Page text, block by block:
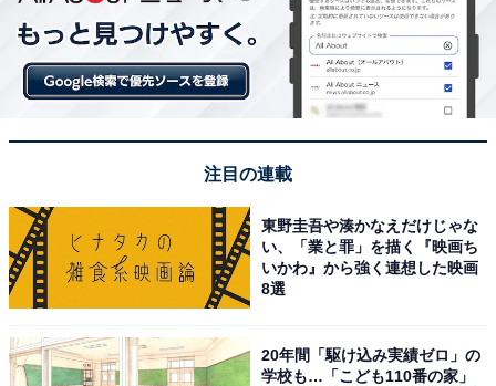
思い出トークが炸裂する!? 選手ガチャ実況
注目の連載
東野圭吾や湊かなえだけじゃな
い、「業と罪」を描く『映画ち
いかわ』から強く連想した映画
8選
20年間「駆け込み実績ゼロ」の
学校も…「こども110番の家」